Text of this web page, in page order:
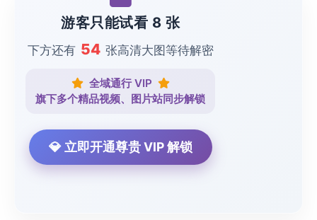
游客只能试看 8 张
下方还有 54 张高清大图等待解密
全域通行 VIP
旗下多个精品视频、图片站同步解锁
💎 立即开通尊贵 VIP 解锁